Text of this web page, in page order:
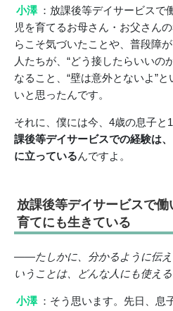
小澤 ：放課後等デイサービスで
児を育てるお母さん・お父さん
らこそ気づいたことや、普段障
人たちが、“どう接したらいいの
なること、“壁は意外とないよ”
いと思ったんです。
それに、僕には今、4歳の息子と
課後等デイサービスでの経験は
に立っているんですよ。
放課後等デイサービスで
育てにも生きている
――たしかに、分かるように伝え
いうことは、どんな人にも使え
小澤 ：そう思います。先日、息